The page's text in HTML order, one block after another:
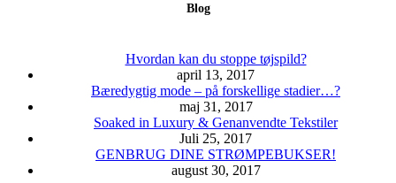
Blog
Hvordan kan du stoppe tøjspild?
april 13, 2017
Bæredygtig mode – på forskellige stadier…?
maj 31, 2017
Soaked in Luxury & Genanvendte Tekstiler
Juli 25, 2017
GENBRUG DINE STRØMPEBUKSER!
august 30, 2017